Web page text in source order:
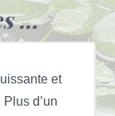
…
et
d’un